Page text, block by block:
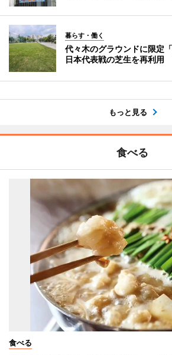
暮らす・働く
代々木のグラウンドに限定
日本代表戦の芝生を再利用
もっと見る
食べる
食べる